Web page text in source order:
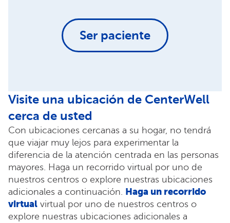
Ser paciente
Visite una ubicación de CenterWell
cerca de usted
Con ubicaciones cercanas a su hogar, no tendrá
que viajar muy lejos para experimentar la
diferencia de la atención centrada en las personas
mayores. Haga un recorrido virtual por uno de
nuestros centros o explore nuestras ubicaciones
adicionales a continuación. Haga un recorrido
virtual virtual por uno de nuestros centros o
explore nuestras ubicaciones adicionales a